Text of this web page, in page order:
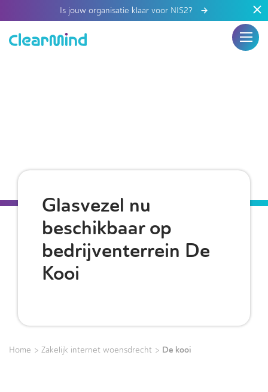
Is jouw organisatie klaar voor NIS2?
Glasvezel nu
beschikbaar op
bedrijventerrein De
Kooi
Home > Zakelijk internet woensdrecht > De kooi